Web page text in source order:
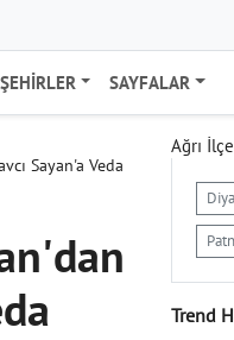
ŞEHIRLER SAYFALAR
Sayan'a Veda
Ağrı
Trend